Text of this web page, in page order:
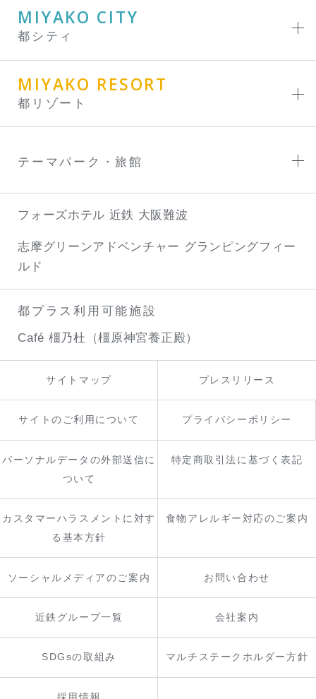
MIYAKO CITY
都シティ
MIYAKO RESORT
都リゾート
テーマパーク・旅館
フォーズホテル 近鉄 大阪難波
志摩グリーンアドベンチャー グランピングフィー
ルド
都プラス利用可能施設
Café 橿乃杜（橿原神宮養正殿）
サイトマップ プレスリリース
サイトのご利用について プライバシーポリシー
パーソナルデータの外部送信に
ついて
特定商取引法に基づく表記
カスタマーハラスメントに対す
る基本方針
食物アレルギー対応のご案内
ソーシャルメディアのご案内 お問い合わせ
近鉄グループ一覧 会社案内
SDGsの取組み マルチステークホルダー方針
採用情報